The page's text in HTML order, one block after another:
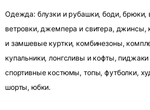
Одежда: блузки и рубашки, боди, брюки,
ветровки, джемпера и свитера, джинсы,
и замшевые куртки, комбинезоны,
купальники, лонгсливы и кофты,
спортивные костюмы, топы, футболки,
шорты, юбки.